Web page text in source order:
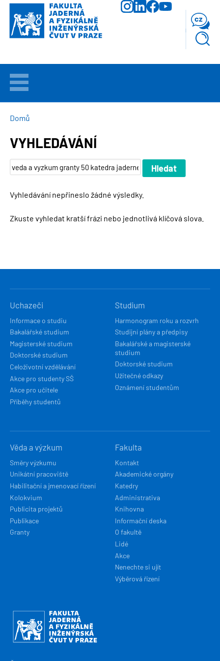
Přejít
hlavnímu
obsahu
VÍTEJTE
UCHAZEČI
STUDIUM
VĚDA
FAKULTA
cz
DROBEČKOVÁ
Domů
VYHLEDÁVÁNÍ
Vyhledávání nepřineslo žádné výsledky.
Zkuste vyhledat kratší frázi nebo jednotlivá klíčová slova.
NAVIGACE
Uchazeči
Informace o studiu
Bakalářské studium
Magisterské studium
Doktorské studium
Celoživotní vzdělávání
Akce pro studenty SŠ
Akce pro učitele
Příběhy studentů
Studium
Harmonogram roku a rozvrh
Studijní plány a předpisy
Bakalářské a magisterské
studium
Doktorské studium
Užitečné odkazy
Oznámení studentům
Věda a výzkum
Směry výzkumu
Unikátní pracoviště
Habilitační a jmenovací řízení
Kolokvium
Publicita projektů
Publikace
Granty
Fakulta
Kontakt
Akademické orgány
Katedry
Administrativa
Knihovna
Informační deska
O fakultě
Lidé
Akce
Nenechte si ujít
Výběrová řízení
Obrázek